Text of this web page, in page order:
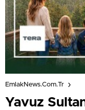
EmlakNews.com.tr
Yavuz